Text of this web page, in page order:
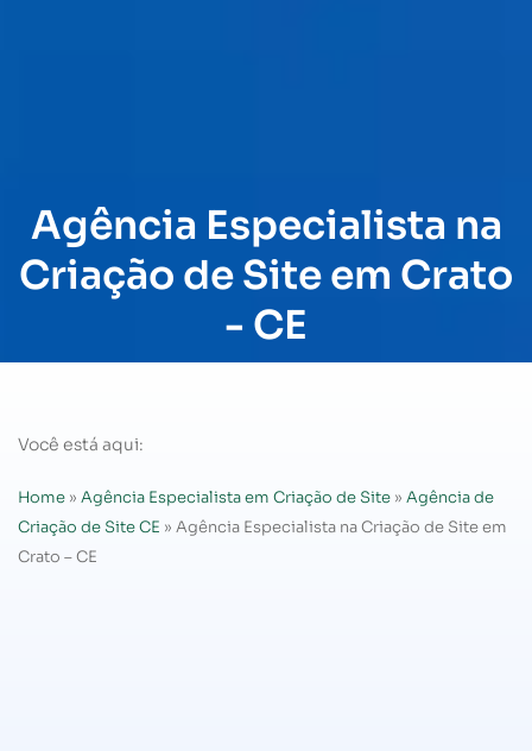
Agência Especialista na
Criação de Site em Crato
- CE
Você está aqui:
Home » Agência Especialista em Criação de Site » Agência de
Criação de Site CE » Agência Especialista na Criação de Site em
Crato – CE